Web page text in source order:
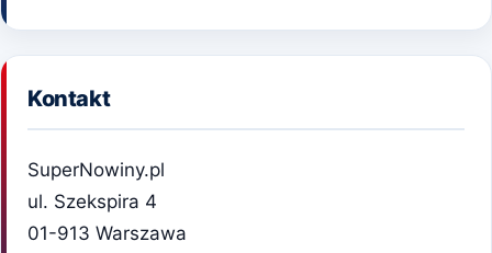
Kontakt
SuperNowiny.pl
ul. Szekspira 4
01-913 Warszawa